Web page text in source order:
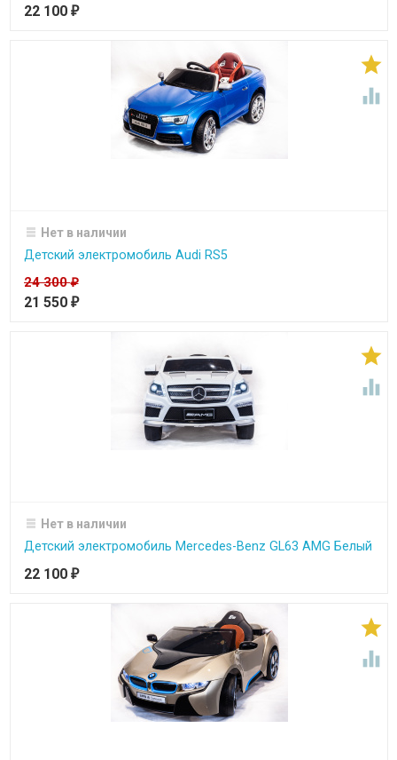
22 100 ₽


Нет в наличии
Детский электромобиль Audi RS5
24 300₽
21 550 ₽


Нет в наличии
Детский электромобиль Mercedes-Benz GL63 AMG Белый
22 100 ₽

